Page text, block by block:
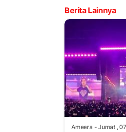
Berita Lainnya
Ameera - Jumat ,